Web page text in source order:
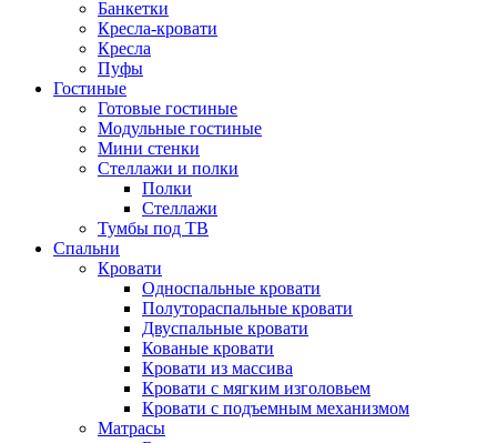
Банкетки
Кресла-кровати
Кресла
Пуфы
Гостиные
Готовые гостиные
Модульные гостиные
Мини стенки
Стеллажи и полки
Полки
Стеллажи
Тумбы под ТВ
Спальни
Кровати
Односпальные кровати
Полутораспальные кровати
Двуспальные кровати
Кованые кровати
Кровати из массива
Кровати с мягким изголовьем
Кровати с подъемным механизмом
Матрасы